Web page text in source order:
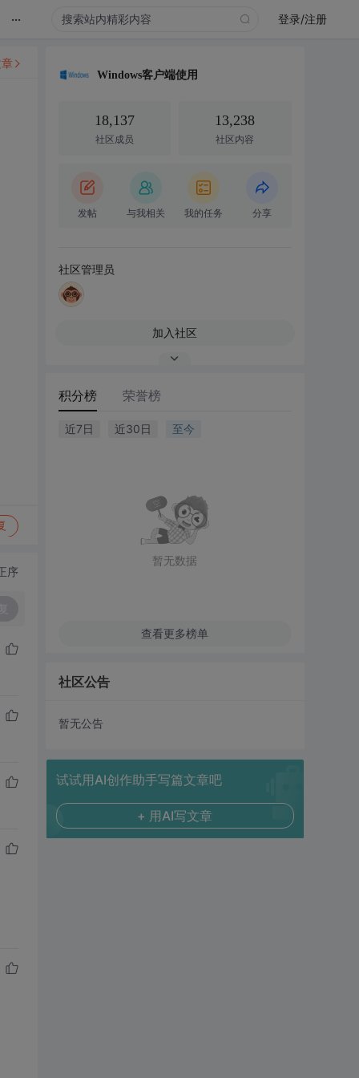
... 登录/注册
序
Windows客户端使用
18,137
社区成员
13,238
社区内容
发帖 与我相关 我的任务 分享
社区管理员
加入社区
积分榜 荣誉榜
近7日 近30日 至今
暂无数据
查看更多榜单
社区公告
暂无公告
试试用AI创作助手写篇文章吧
+ 用AI写文章